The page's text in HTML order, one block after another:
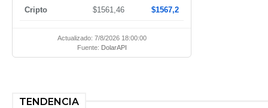
Cripto $1561,46 $1567,2
Actualizado: 7/8/2026 18:00:00
Fuente: DolarAPI
TENDENCIA